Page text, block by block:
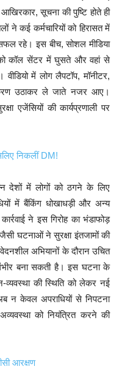
सूचना की पुष्टि होते ही
ने कई कर्मचारियों को हिरासत में
रहे। इस बीच, सोशल मीडिया
को कॉल सेंटर में घुसते और वहां से
में लोग लैपटॉप, मॉनीटर,
उठाकर ले जाते नजर आए।
एजेंसियों की कार्यप्रणाली पर
निकलीं DM!
देशों में लोगों को ठगने के लिए
में बैंकिंग धोखाधड़ी और अन्य
ने इस गिरोह का भंडाफोड़
घटनाओं ने सुरक्षा इंतजामों की
अभियानों के दौरान उचित
बना सकती है। इस घटना के
व्यवस्था की स्थिति को लेकर नई
न केवल अपराधियों से निपटना
अव्यवस्था को नियंत्रित करने की
आरक्षण